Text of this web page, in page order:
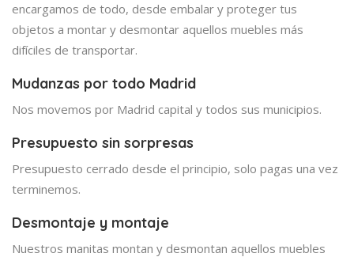
encargamos de todo, desde embalar y proteger tus
objetos a montar y desmontar aquellos muebles más
difíciles de transportar.
Mudanzas por todo Madrid
Nos movemos por Madrid capital y todos sus municipios.
Presupuesto sin sorpresas
Presupuesto cerrado desde el principio, solo pagas una vez
terminemos.
Desmontaje y montaje
Nuestros manitas montan y desmontan aquellos muebles